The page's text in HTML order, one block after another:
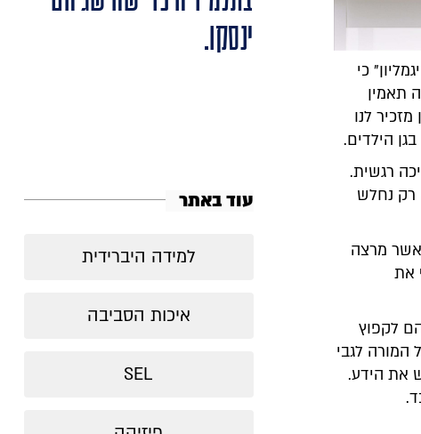
כי
תאמין
לנו
הילדים.
רגשית.
רק נחלש
מרצה
את
לקפוץ
המורה לגבי
את הידע.
ינסקו.
עוד באתר
למידה היברידית
איכות הסביבה
SEL